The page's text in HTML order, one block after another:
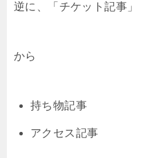
逆に、「チケット記事」
から
持ち物記事
アクセス記事